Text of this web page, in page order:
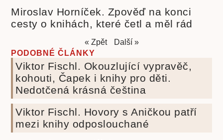
Miroslav Horníček. Zpověď na konci
cesty o knihách, které četl a měl rád
« Zpět
Další »
PODOBNÉ ČLÁNKY
Viktor Fischl. Okouzlující vypravěč,
kohouti, Čapek i knihy pro děti.
Nedotčená krásná čeština
Viktor Fischl. Hovory s Aničkou patří
mezi knihy odposlouchané